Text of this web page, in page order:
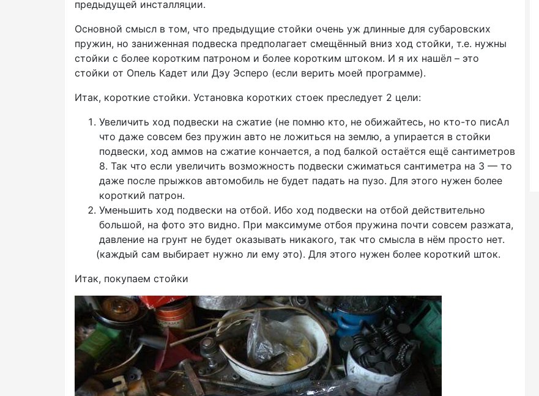
предыдущей инсталляции.
Основной смысл в том, что предыдущие стойки очень уж длинные для субаровских
пружин, но заниженная подвеска предполагает смещённый вниз ход стойки, т.е. нужны
стойки с более коротким патроном и более коротким штоком. И я их нашёл – это
стойки от Опель Кадет или Дэу Эсперо (если верить моей программе).
Итак, короткие стойки. Установка коротких стоек преследует 2 цели:
Увеличить ход подвески на сжатие (не помню кто, не обижайтесь, но кто-то писАл
что даже совсем без пружин авто не ложиться на землю, а упирается в стойки
подвески, ход аммов на сжатие кончается, а под балкой остаётся ещё сантиметров
8. Так что если увеличить возможность подвески сжиматься сантиметра на 3 — то
даже после прыжков автомобиль не будет падать на пузо. Для этого нужен более
короткий патрон.
Уменьшить ход подвески на отбой. Ибо ход подвески на отбой действительно
большой, на фото это видно. При максимуме отбоя пружина почти совсем разжата,
давление на грунт не будет оказывать никакого, так что смысла в нём просто нет.
(каждый сам выбирает нужно ли ему это). Для этого нужен более короткий шток.
Итак, покупаем стойки